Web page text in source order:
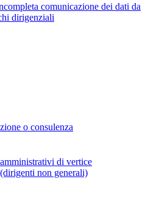
comunicazione dei dati da
dirigenziali
o consulenza
di vertice
non generali)